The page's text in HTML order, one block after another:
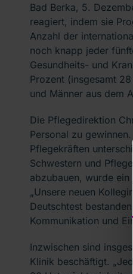
Bad Berka, 5.
reagiert, indem sie
Anzahl der
noch knapp jeder
Gesundheits- und
Prozent (insgesamt
und Männer aus dem
Die Pflegedirektion
Personal zu
Pflegekräften
Schwestern und
abzubauen, wurde
„Unsere neuen
Deutschtest
Kommunikation und
Inzwischen sind
Klinik beschäftigt.